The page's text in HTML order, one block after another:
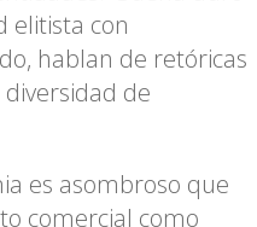
elitista con
hablan de retóricas
de
es asombroso que
comercial como